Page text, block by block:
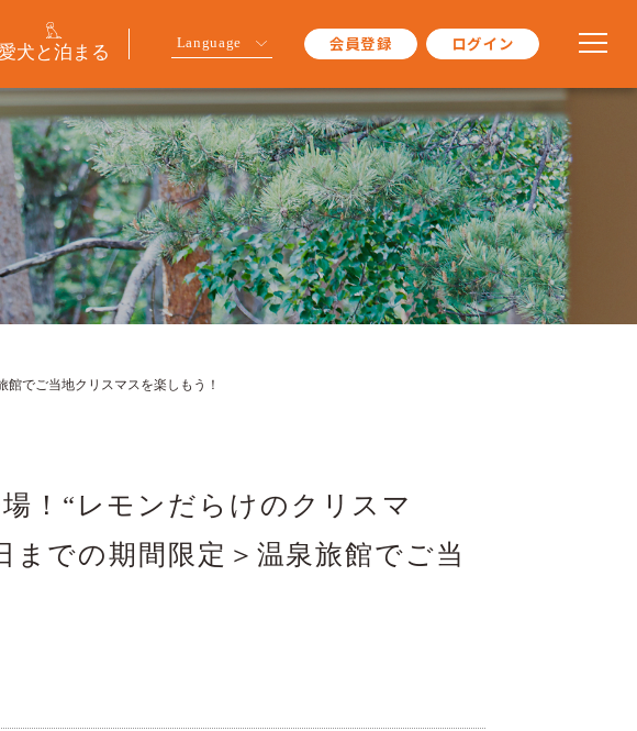
犬と泊まる Language 会員登録 ログイン
でご当地クリスマスを楽しもう！
！“レモンだらけのクリスマ
での期間限定＞温泉旅館でご当